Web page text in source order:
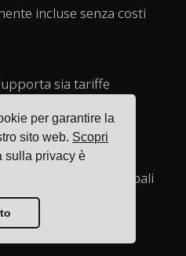
per garantire la
sito web. Scopri
sulla privacy è
incluse senza costi
sia tariffe
Gestisce tutte le principali
FTL e spedizioni